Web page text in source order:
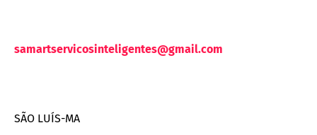
samartservicosinteligentes@gmail.com
SÃO LUÍS-MA